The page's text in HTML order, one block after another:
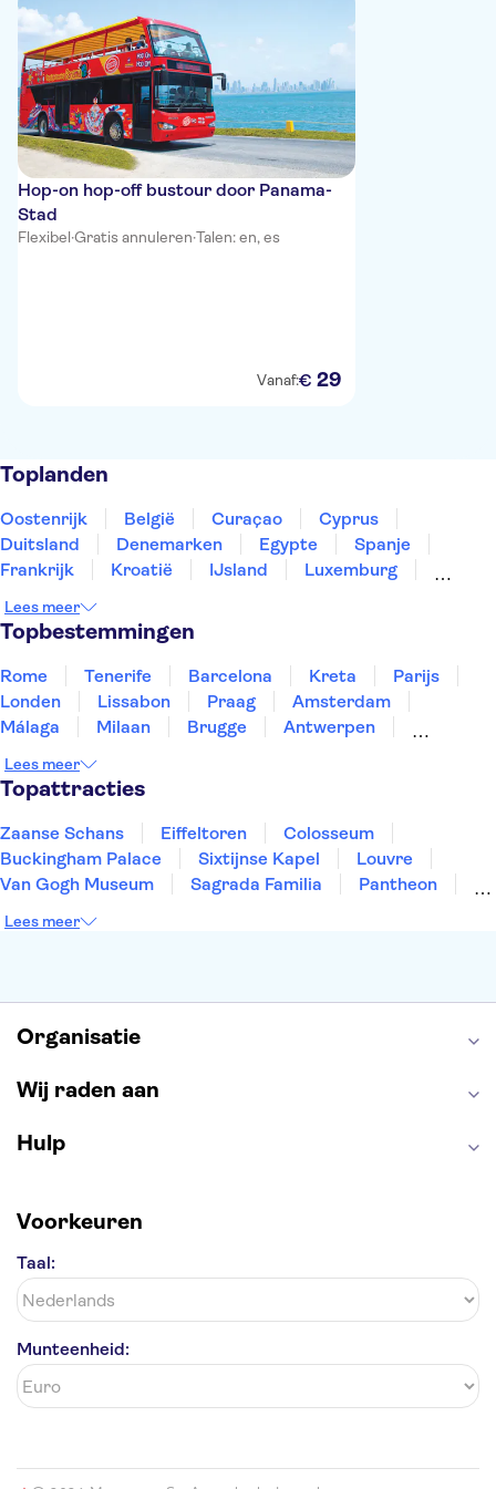
Hop-on hop-off bustour door Panama-
Stad
Flexibel·Gratis annuleren·Talen: en, es
Vanaf:€ 29
Toplanden
Oostenrijk België Curaçao
Cyprus
Duitsland
Denemarken Egypte
Spanje
Frankrijk
Kroatië IJsland
Luxemburg
Slovenië
Thailand
Lees meer
Topbestemmingen
Rome Tenerife Barcelona Kreta
Parijs
Londen
Lissabon Praag
Amsterdam
Málaga
Milaan Brugge
Antwerpen
Eindhoven
Lees meer
Topattracties
Zaanse Schans Eiffeltoren
Colosseum
Buckingham Palace
Sixtijnse Kapel
Louvre
Van Gogh Museum
Sagrada Familia
Pantheon
Keukenhof
Lees meer
Organisatie
Wij raden aan
Hulp
Voorkeuren
Taal:
Munteenheid: